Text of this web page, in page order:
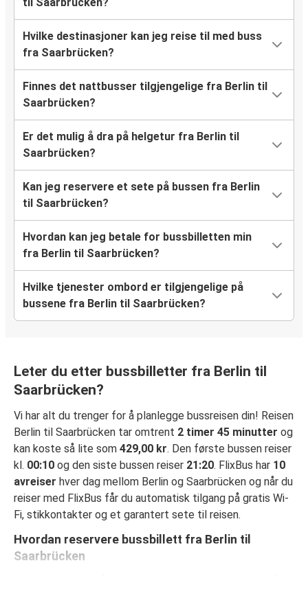
Hvilke destinasjoner kan jeg reise til med buss
fra Saarbrücken?
Finnes det nattbusser tilgjengelige fra Berlin til
Saarbrücken?
Er det mulig å dra på helgetur fra Berlin til
Saarbrücken?
Kan jeg reservere et sete på bussen fra Berlin
til Saarbrücken?
Hvordan kan jeg betale for bussbilletten min
fra Berlin til Saarbrücken?
Hvilke tjenester ombord er tilgjengelige på
bussene fra Berlin til Saarbrücken?
Leter du etter bussbilletter fra Berlin til
Saarbrücken?
Vi har alt du trenger for å planlegge bussreisen din! Reisen
Berlin til Saarbrücken tar omtrent 2 timer 45 minutter og
kan koste så lite som 429,00 kr. Den første bussen reiser
kl. 00:10 og den siste bussen reiser 21:20. FlixBus har 10
avreiser hver dag mellom Berlin og Saarbrücken og når du
reiser med FlixBus får du automatisk tilgang på gratis Wi-
Fi, stikkontakter og et garantert sete til reisen.
Hvordan reservere bussbillett fra Berlin til
Saarbrücken